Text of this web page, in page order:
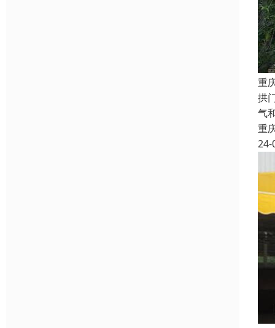
重
拱
气
重
24-